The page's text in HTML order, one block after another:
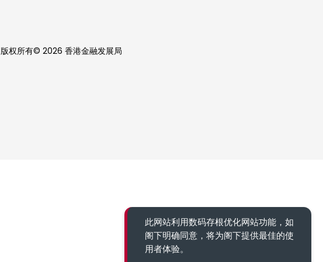
此网站利用数码存根优化网站功能，如
阁下明确同意，将为阁下提供最佳的使
用者体验。
版权所有© 2026 香港金融发展局